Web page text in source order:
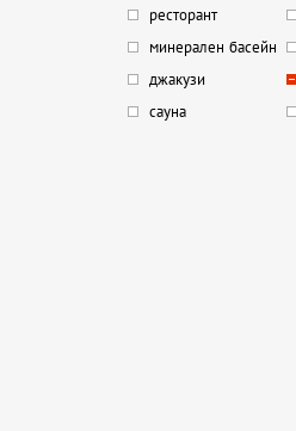
ресторант
минерален басейн
джакузи
сауна